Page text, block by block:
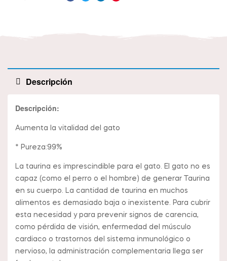
Descripción
Descripción:
Aumenta la vitalidad del gato
* Pureza:99%
La taurina es imprescindible para el gato. El gato no es
capaz (como el perro o el hombre) de generar Taurina
en su cuerpo. La cantidad de taurina en muchos
alimentos es demasiado baja o inexistente. Para cubrir
esta necesidad y para prevenir signos de carencia,
como pérdida de visión, enfermedad del músculo
cardiaco o trastornos del sistema inmunológico o
nervioso, la administración complementaria llega ser